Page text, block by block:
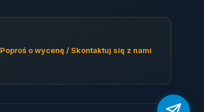
Poproś o wycenę / Skontaktuj się z nami